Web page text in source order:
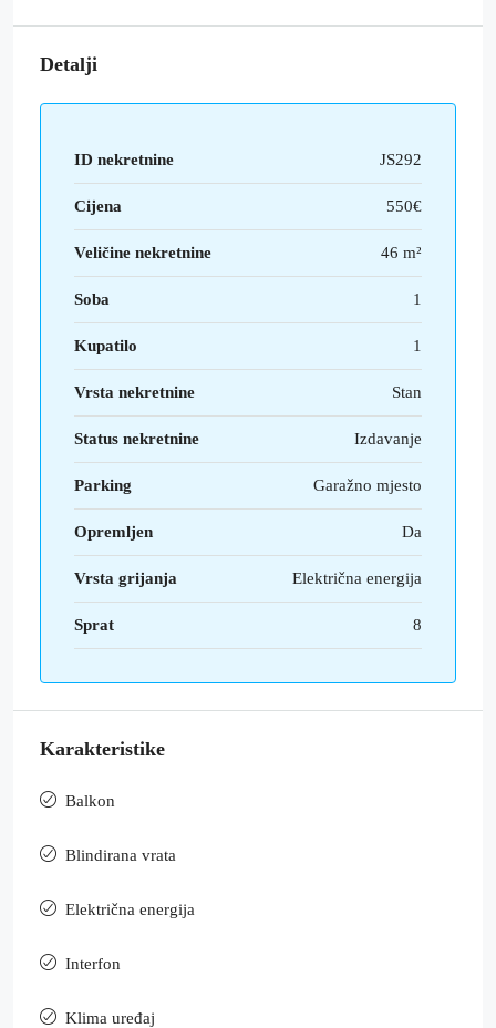
Detalji
ID nekretnine JS292
Cijena 550€
Veličine nekretnine 46 m²
Soba 1
Kupatilo 1
Vrsta nekretnine Stan
Status nekretnine Izdavanje
Parking Garažno mjesto
Opremljen Da
Vrsta grijanja Električna energija
Sprat 8
Karakteristike
Balkon
Blindirana vrata
Električna energija
Interfon
Klima uređaj